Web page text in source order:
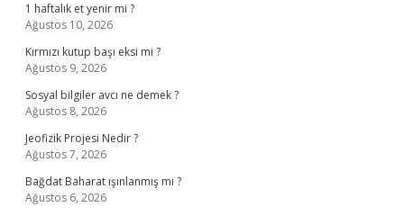
1 haftalık et yenir mi ?
Ağustos 10, 2026
Kırmızı kutup başı eksi mi ?
Ağustos 9, 2026
Sosyal bilgiler avcı ne demek ?
Ağustos 8, 2026
Jeofizik Projesi Nedir ?
Ağustos 7, 2026
Bağdat Baharat ışınlanmış mı ?
Ağustos 6, 2026